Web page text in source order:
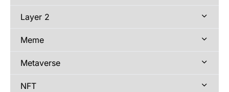
Layer 2
Meme
Metaverse
NFT